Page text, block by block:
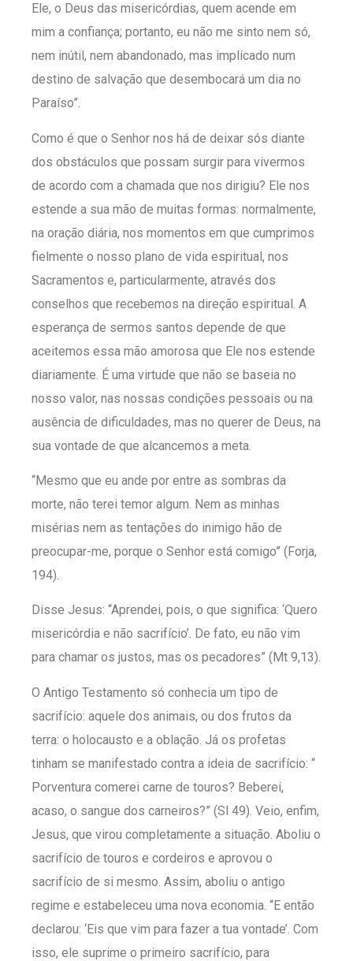
Ele, o Deus das misericórdias, quem acende em
mim a confiança; portanto, eu não me sinto nem só,
nem inútil, nem abandonado, mas implicado num
destino de salvação que desembocará um dia no
Paraíso”.
Como é que o Senhor nos há de deixar sós diante
dos obstáculos que possam surgir para vivermos
de acordo com a chamada que nos dirigiu? Ele nos
estende a sua mão de muitas formas: normalmente,
na oração diária, nos momentos em que cumprimos
fielmente o nosso plano de vida espiritual, nos
Sacramentos e, particularmente, através dos
conselhos que recebemos na direção espiritual. A
esperança de sermos santos depende de que
aceitemos essa mão amorosa que Ele nos estende
diariamente. É uma virtude que não se baseia no
nosso valor, nas nossas condições pessoais ou na
ausência de dificuldades, mas no querer de Deus, na
sua vontade de que alcancemos a meta.
“Mesmo que eu ande por entre as sombras da
morte, não terei temor algum. Nem as minhas
misérias nem as tentações do inimigo hão de
preocupar-me, porque o Senhor está comigo” (Forja,
194).
Disse Jesus: “Aprendei, pois, o que significa: ‘Quero
misericórdia e não sacrifício’. De fato, eu não vim
para chamar os justos, mas os pecadores” (Mt 9,13).
O Antigo Testamento só conhecia um tipo de
sacrifício: aquele dos animais, ou dos frutos da
terra: o holocausto e a oblação. Já os profetas
tinham se manifestado contra a ideia de sacrifício: “
Porventura comerei carne de touros? Beberei,
acaso, o sangue dos carneiros?” (Sl 49). Veio, enfim,
Jesus, que virou completamente a situação. Aboliu o
sacrifício de touros e cordeiros e aprovou o
sacrifício de si mesmo. Assim, aboliu o antigo
regime e estabeleceu uma nova economia. “E então
declarou: ‘Eis que vim para fazer a tua vontade’. Com
isso, ele suprime o primeiro sacrifício, para